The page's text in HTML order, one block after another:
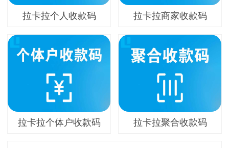
拉卡拉个人收款码 拉卡拉商家收款码
拉卡拉个体户收款码 拉卡拉聚合收款码